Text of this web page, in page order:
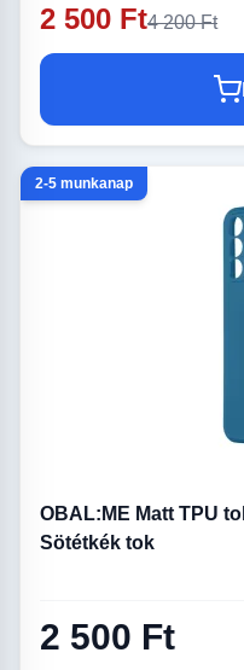
2 500 Ft4 200 Ft
2-5 munkanap
OBAL:ME Matt TPU
Sötétkék tok
2 500 Ft